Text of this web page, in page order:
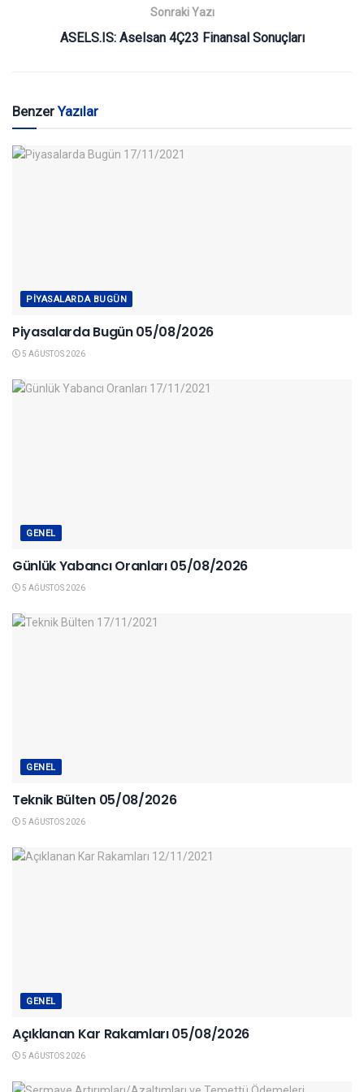
Sonraki Yazı
ASELS.IS: Aselsan 4Ç23 Finansal Sonuçları
BenzerYazılar
PIYASALARDA BUGÜN
Piyasalarda Bugün 05/08/2026
5 AĞUSTOS 2026
GENEL
Günlük Yabancı Oranları 05/08/2026
5 AĞUSTOS 2026
GENEL
Teknik Bülten 05/08/2026
5 AĞUSTOS 2026
GENEL
Açıklanan Kar Rakamları 05/08/2026
5 AĞUSTOS 2026